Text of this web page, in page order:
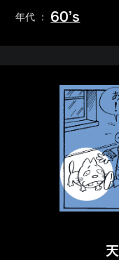
年代 ： 60’s